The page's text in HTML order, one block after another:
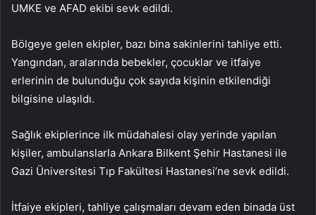
UMKE ve AFAD ekibi sevk edildi.
Bölgeye gelen ekipler, bazı bina sakinlerini tahliye etti.
Yangından, aralarında bebekler, çocuklar ve itfaiye
erlerinin de bulunduğu çok sayıda kişinin etkilendiği
bilgisine ulaşıldı.
Sağlık ekiplerince ilk müdahalesi olay yerinde yapılan
kişiler, ambulanslarla Ankara Bilkent Şehir Hastanesi ile
Gazi Üniversitesi Tıp Fakültesi Hastanesi’ne sevk edildi.
İtfaiye ekipleri, tahliye çalışmaları devam eden binada üst